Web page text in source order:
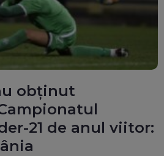
obţinut
21 de anul viitor: